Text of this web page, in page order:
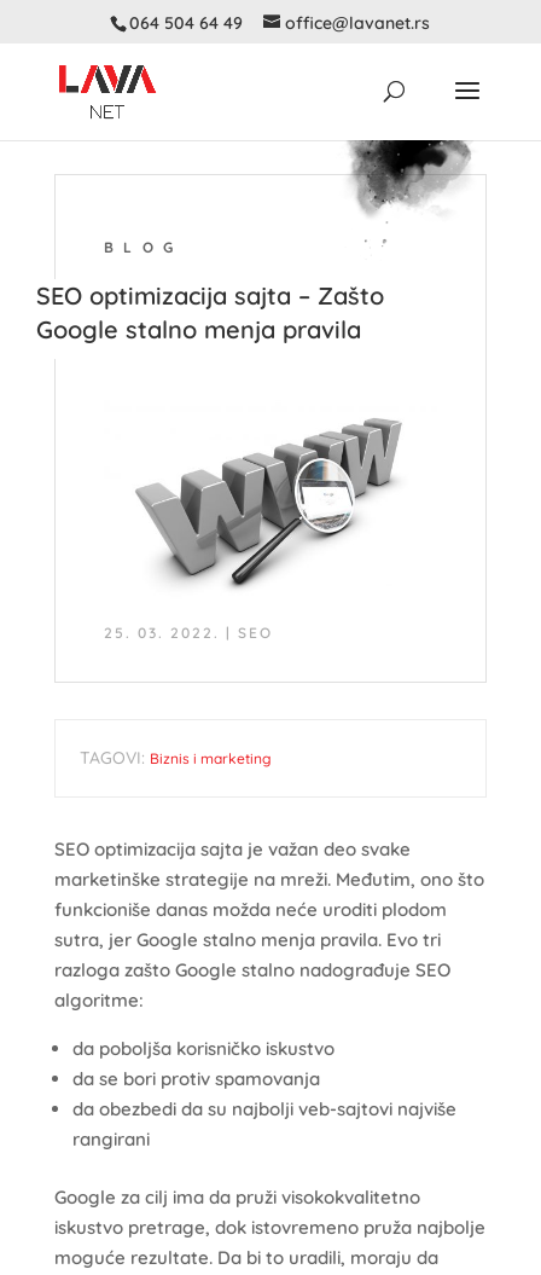
064 504 64 49 office@lavanet.rs
BLOG
SEO optimizacija sajta – Zašto
Google stalno menja pravila
25. 03. 2022. | SEO
TAGOVI: Biznis i marketing
SEO optimizacija sajta je važan deo svake
marketinške strategije na mreži. Međutim, ono što
funkcioniše danas možda neće uroditi plodom
sutra, jer Google stalno menja pravila. Evo tri
razloga zašto Google stalno nadograđuje SEO
algoritme:
da poboljša korisničko iskustvo
da se bori protiv spamovanja
da obezbedi da su najbolji veb-sajtovi najviše
rangirani
Google za cilj ima da pruži visokokvalitetno
iskustvo pretrage, dok istovremeno pruža najbolje
moguće rezultate. Da bi to uradili, moraju da